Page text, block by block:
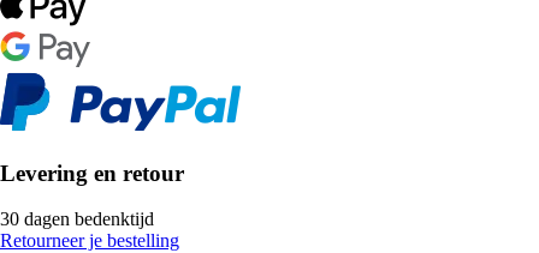
Levering en retour
30 dagen bedenktijd
Retourneer je bestelling